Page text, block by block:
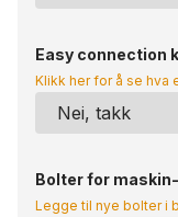
Easy connection
Klikk her for å se hva
Bolter for
Legge til nye bolter i